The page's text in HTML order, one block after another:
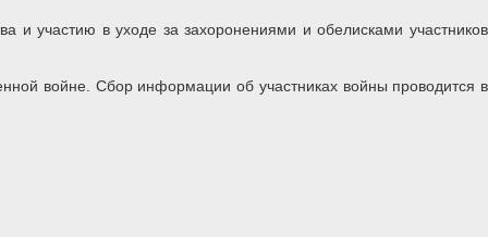
и участию в уходе за захоронениями и обелисками участников
войне. Сбор информации об участниках войны проводится в